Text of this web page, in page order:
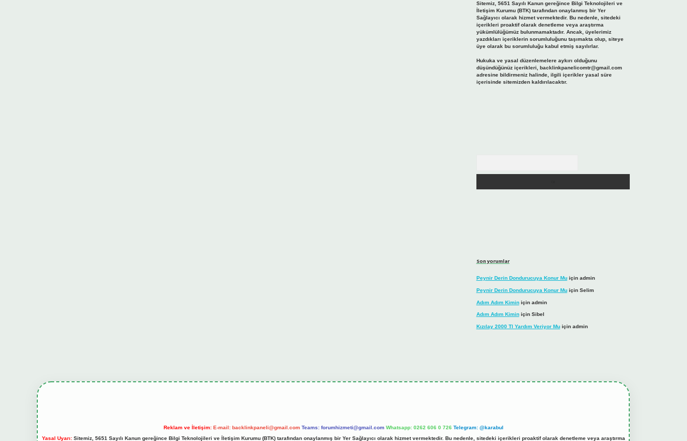
Sitemiz, 5651 Sayılı Kanun gereğince Bilgi Teknolojileri ve
İletişim Kurumu (BTK) tarafından onaylanmış bir Yer
Sağlayıcı olarak hizmet vermektedir. Bu nedenle, sitedeki
içerikleri proaktif olarak denetleme veya araştırma
yükümlülüğümüz bulunmamaktadır. Ancak, üyelerimiz
yazdıkları içeriklerin sorumluluğunu taşımakta olup, siteye
üye olarak bu sorumluluğu kabul etmiş sayılırlar.
Hukuka ve yasal düzenlemelere aykırı olduğunu
düşündüğünüz içerikleri, backlinkpanelicomtr@gmail.com
adresine bildirmeniz halinde, ilgili içerikler yasal süre
içerisinde sitemizden kaldırılacaktır.
Son yorumlar
Peynir Derin Dondurucuya Konur Muiçin admin
Peynir Derin Dondurucuya Konur Muiçin Selim
Adım Adım Kiminiçin admin
Adım Adım Kiminiçin Sibel
Kızılay 2000 Tl Yardım Veriyor Muiçin admin
Reklam ve İletişim: E-mail: backlinkpaneli@gmail.com Teams: forumhizmeti@gmail.com Whatsapp: 0262 606 0 726 Telegram: @karabul
Yasal Uyarı:Sitemiz, 5651 Sayılı Kanun gereğince Bilgi Teknolojileri ve İletişim Kurumu (BTK) tarafından onaylanmış bir Yer Sağlayıcı olarak hizmet vermektedir. Bu nedenle, sitedeki içerikleri proaktif olarak denetleme veya araştırma